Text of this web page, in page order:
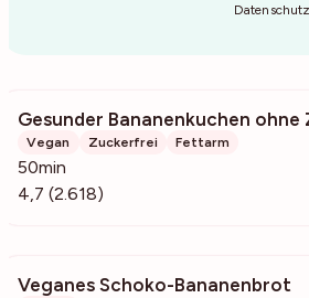
Gesunder Bananenkuchen ohne
Vegan Zuckerfrei Fettarm
50min
4,7 (2.618)
Veganes Schoko-Bananenbrot